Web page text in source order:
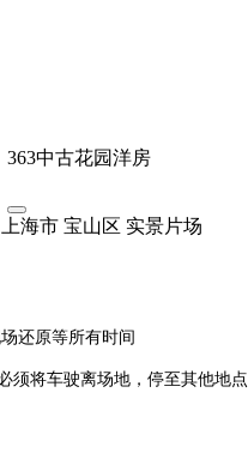
363中古花园洋房
上海市 宝山区 实景片场
还原等所有时间
须将车驶离场地，停至其他地点